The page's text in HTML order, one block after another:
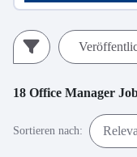
18 Office Manager
Sortieren nach: